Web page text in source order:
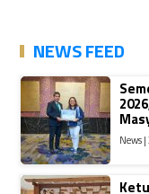
NEWS FEED
News |